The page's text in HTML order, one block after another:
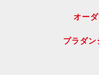
オー
プラダン